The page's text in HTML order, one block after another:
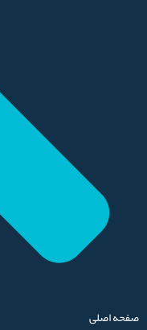
صفحه اصلی